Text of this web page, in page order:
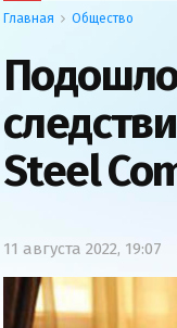
Главная Общество
Steel
11 августа 2022, 19:07